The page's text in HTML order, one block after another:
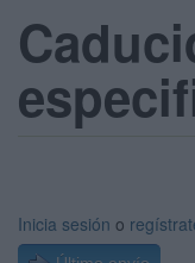
Inicia sesión o